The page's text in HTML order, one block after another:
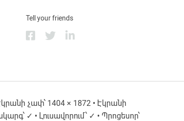
Tell your friends
չափ՝ 1404 × 1872 • Էկրանի
✓ • Լուսավորում՝ ✓ • Պրոցեսոր՝